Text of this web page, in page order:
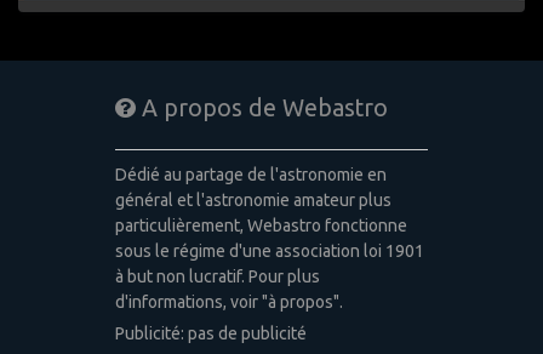
A propos de Webastro
Dédié au partage de l'astronomie en
général et l'astronomie amateur plus
particulièrement, Webastro fonctionne
sous le régime d'une association loi 1901
à but non lucratif. Pour plus
d'informations, voir "à propos".
Publicité: pas de publicité